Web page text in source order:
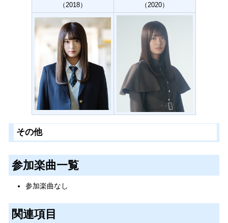
（2018） （2020）
その他
参加楽曲一覧
参加楽曲なし
関連項目